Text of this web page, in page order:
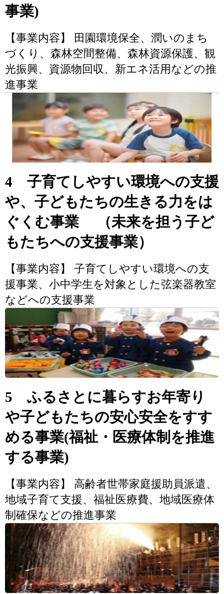
事業)
【事業内容】 田園環境保全、潤いのまち
づくり、森林空間整備、森林資源保護、観
光振興、資源物回収、新エネ活用などの推
進事業
4 子育てしやすい環境への支援
や、子どもたちの生きる力をは
ぐくむ事業 （未来を担う子ど
もたちへの支援事業）
【事業内容】 子育てしやすい環境への支
援事業、小中学生を対象とした弦楽器教室
などへの支援事業
5 ふるさとに暮らすお年寄り
や子どもたちの安心安全をすす
める事業(福祉・医療体制を推進
する事業)
【事業内容】 高齢者世帯家庭援助員派遣、
地域子育て支援、福祉医療費、地域医療体
制確保などの推進事業